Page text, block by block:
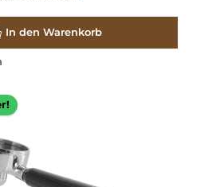
In den Warenkorb